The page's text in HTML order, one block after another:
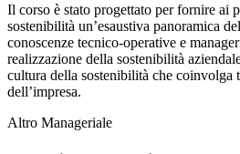
Il corso è stato progettato per fornire ai
sostenibilità un’esaustiva panoramica
conoscenze tecnico-operative e
realizzazione della sostenibilità
cultura della sostenibilità che coinvolga
dell’impresa.
Altro Manageriale